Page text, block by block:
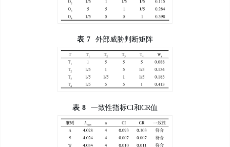
表 7 外部威胁判断矩阵
表 8 一致性指标CI和CR值